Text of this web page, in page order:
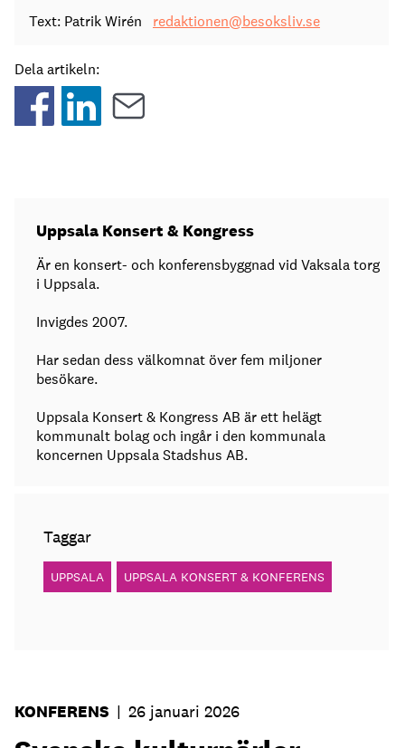
Text: Patrik Wirén redaktionen@besoksliv.se
Dela artikeln:
Uppsala Konsert & Kongress
Är en konsert- och konferensbyggnad vid Vaksala torg
i Uppsala.
Invigdes 2007.
Har sedan dess välkomnat över fem miljoner
besökare.
Uppsala Konsert & Kongress AB är ett helägt
kommunalt bolag och ingår i den kommunala
koncernen Uppsala Stadshus AB.
Taggar
UPPSALA UPPSALA KONSERT & KONFERENS
KONFERENS | 26 januari 2026